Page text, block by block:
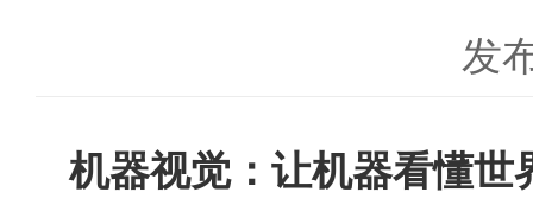
发
机器视觉：让机器看懂世